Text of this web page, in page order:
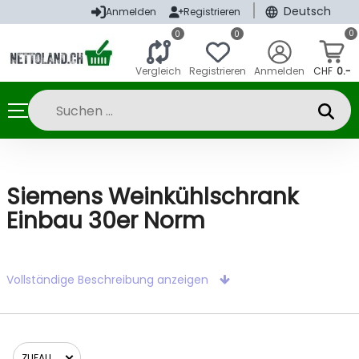
Anmelden Registrieren Deutsch
0
Vergleich
0
Registrieren Anmelden
0
CHF 0.-
Siemens Weinkühlschrank
Einbau 30er Norm
Vollständige Beschreibung anzeigen